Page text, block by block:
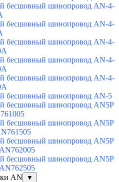
бесшовный шинопровод AN-4-
бесшовный шинопровод AN-4-
бесшовный шинопровод AN-4-
бесшовный шинопровод AN-4-
бесшовный шинопровод AN-4-
бесшовный шинопровод AN-5
бесшовный шинопровод AN5P
бесшовный шинопровод AN5P
бесшовный шинопровод AN5P
бесшовный шинопровод AN5P
AN
▼